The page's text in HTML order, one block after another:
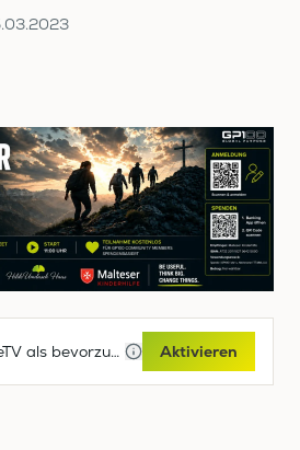
Wähle GemeindeTV als bevorzugte Google-Quelle Aktivieren